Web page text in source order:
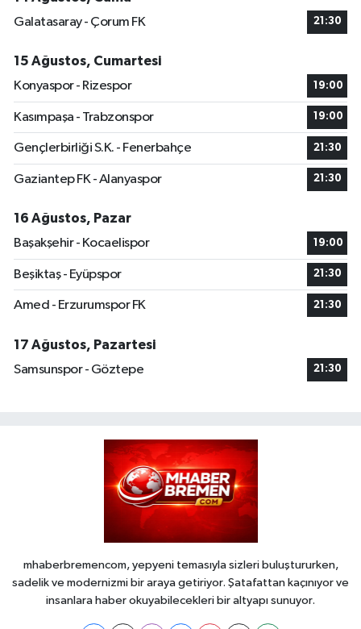
Galatasaray - Çorum FK
21:30
15 Ağustos, Cumartesi
Konyaspor - Rizespor
19:00
Kasımpaşa - Trabzonspor 19:00
Gençlerbirliği S.K. - Fenerbahçe 21:30
Gaziantep FK - Alanyaspor 21:30
16 Ağustos, Pazar
Başakşehir - Kocaelispor
19:00
Beşiktaş - Eyüpspor 21:30
Amed - Erzurumspor FK 21:30
17 Ağustos, Pazartesi
Samsunspor - Göztepe
21:30
mhaberbremencom, yepyeni temasıyla sizleri buluştururken,
sadelik ve modernizmi bir araya getiriyor. Şatafattan kaçınıyor ve
insanlara haber okuyabilecekleri bir altyapı sunuyor.